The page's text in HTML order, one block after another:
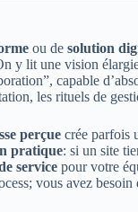
ou de solution
y lit une vision
capable
les rituels de
perçue crée parfois
pratique: si un site
service pour votre
vous avez besoin